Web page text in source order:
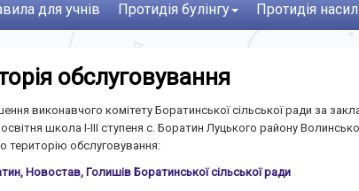
для учнів Протидія булінгу Протидія
обслуговування
виконавчого комітету Боратинської сільської ради за
школа І-ІІІ ступеня с. Боратин Луцького району
територію обслуговування:
Новостав, Голишів Боратинської сільської ради